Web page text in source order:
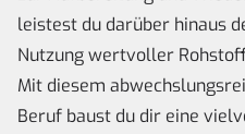
leistest du darüber hinaus
Nutzung wertvoller
Mit diesem
Beruf baust du dir eine